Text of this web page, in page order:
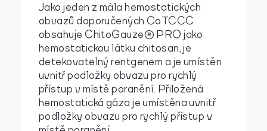
Jako jeden z mála hemostatických
obvazů doporučených CoTCCC
obsahuje ChitoGauze® PRO jako
hemostatickou látku chitosan, je
detekovatelný rentgenem a je umístěn
uvnitř podložky obvazu pro rychlý
přístup v místě poranění. Přiložená
hemostatická gáza je umístěna uvnitř
podložky obvazu pro rychlý přístup v